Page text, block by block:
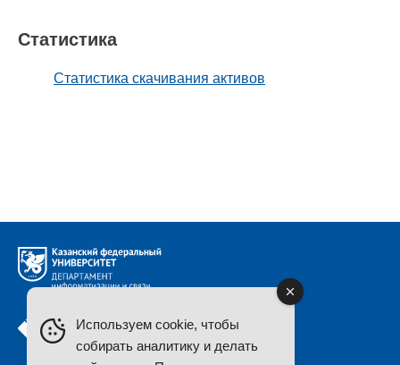
Статистика
Статистика скачивания активов
Используем cookie, чтобы
собирать аналитику и делать